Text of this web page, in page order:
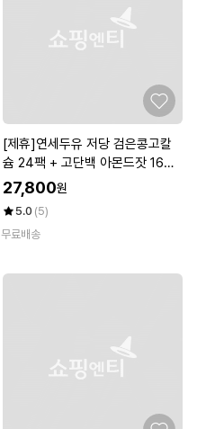
[제휴]연세두유 저당 검은콩고칼
슘 24팩 + 고단백 아몬드잣 16팩
(총40팩)
27,800원
5.0 (5)
무료배송